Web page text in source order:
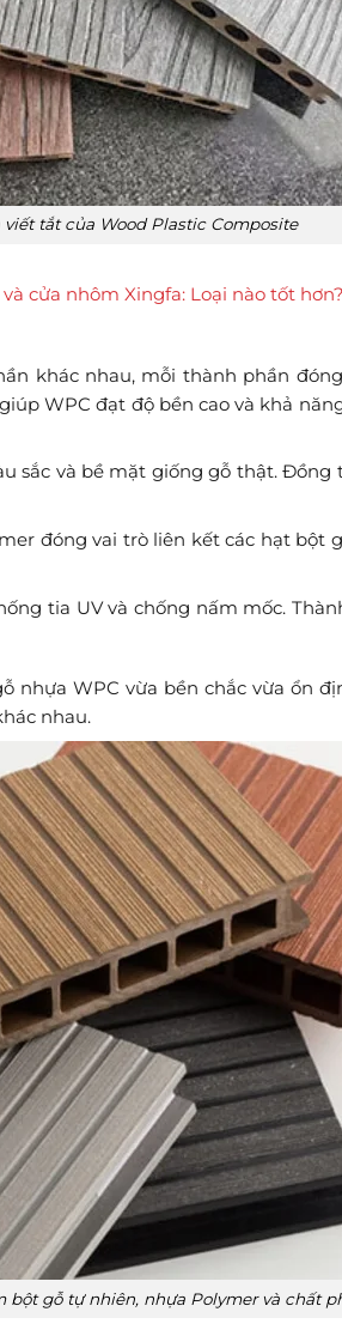
viết tắt của Wood Plastic Composite
cửa nhôm Xingfa: Loại nào tốt hơn?
khác nhau, mỗi thành phần
WPC đạt độ bền cao và khả
sắc và bề mặt giống gỗ thật.
đóng vai trò liên kết các hạt bột
tia UV và chống nấm mốc.
nhựa WPC vừa bền chắc vừa ổn
nhau.
bột gỗ tự nhiên, nhựa Polymer và chất